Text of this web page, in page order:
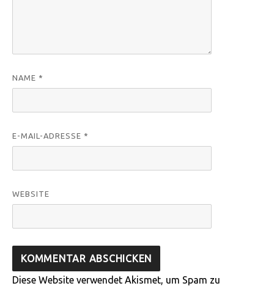
NAME *
E-MAIL-ADRESSE *
WEBSITE
Diese Website verwendet Akismet, um Spam zu